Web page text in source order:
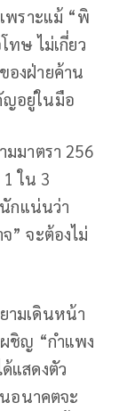
พราะแม้ “พิ
ทษ ไม่เกี่ยว
องฝ่ายค้าน
ญอยู่ในมือ
มมาตรา 256
ใน 3
กแน่นว่า
” จะต้องไม่
ามเดินหน้า
ผชิญ “กำแพง
แสดงตัว
อนาคตจะ